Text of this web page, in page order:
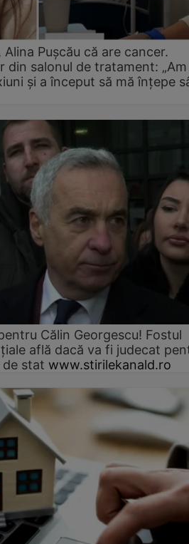
Pușcău că are cancer.
din salonul de tratament:
și a început să mă înțepe
Călin Georgescu! Fostul
află dacă va fi judecat
stat www.stirilekanald.ro